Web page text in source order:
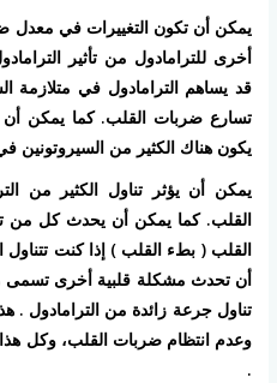
يمكن أن تكون التغييرات في معدل
أخرى للترامادول من تأثير
قد يساهم الترامادول في متلازمة
تسارع ضربات القلب. كما يمكن أن
يكون هناك الكثير من السيروتونين
يمكن أن يؤثر تناول الكثير من
القلب. كما يمكن أن يحدث كل من
القلب ( بطء القلب ) إذا كنت تتناول
تناول جرعة زائدة من الترامادول .
وعدم انتظام ضربات القلب، وكل هذا
.